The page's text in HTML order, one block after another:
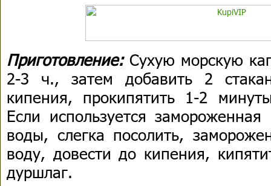
Приготовление:Сухую морскую
2-3 ч., затем добавить 2
кипения, прокипятить 1-2
Если используется
воды, слегка посолить,
воду, довести до кипения,
дуршлаг.